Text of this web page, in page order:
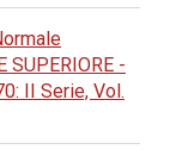
SUPERIORE -
II Serie, Vol.